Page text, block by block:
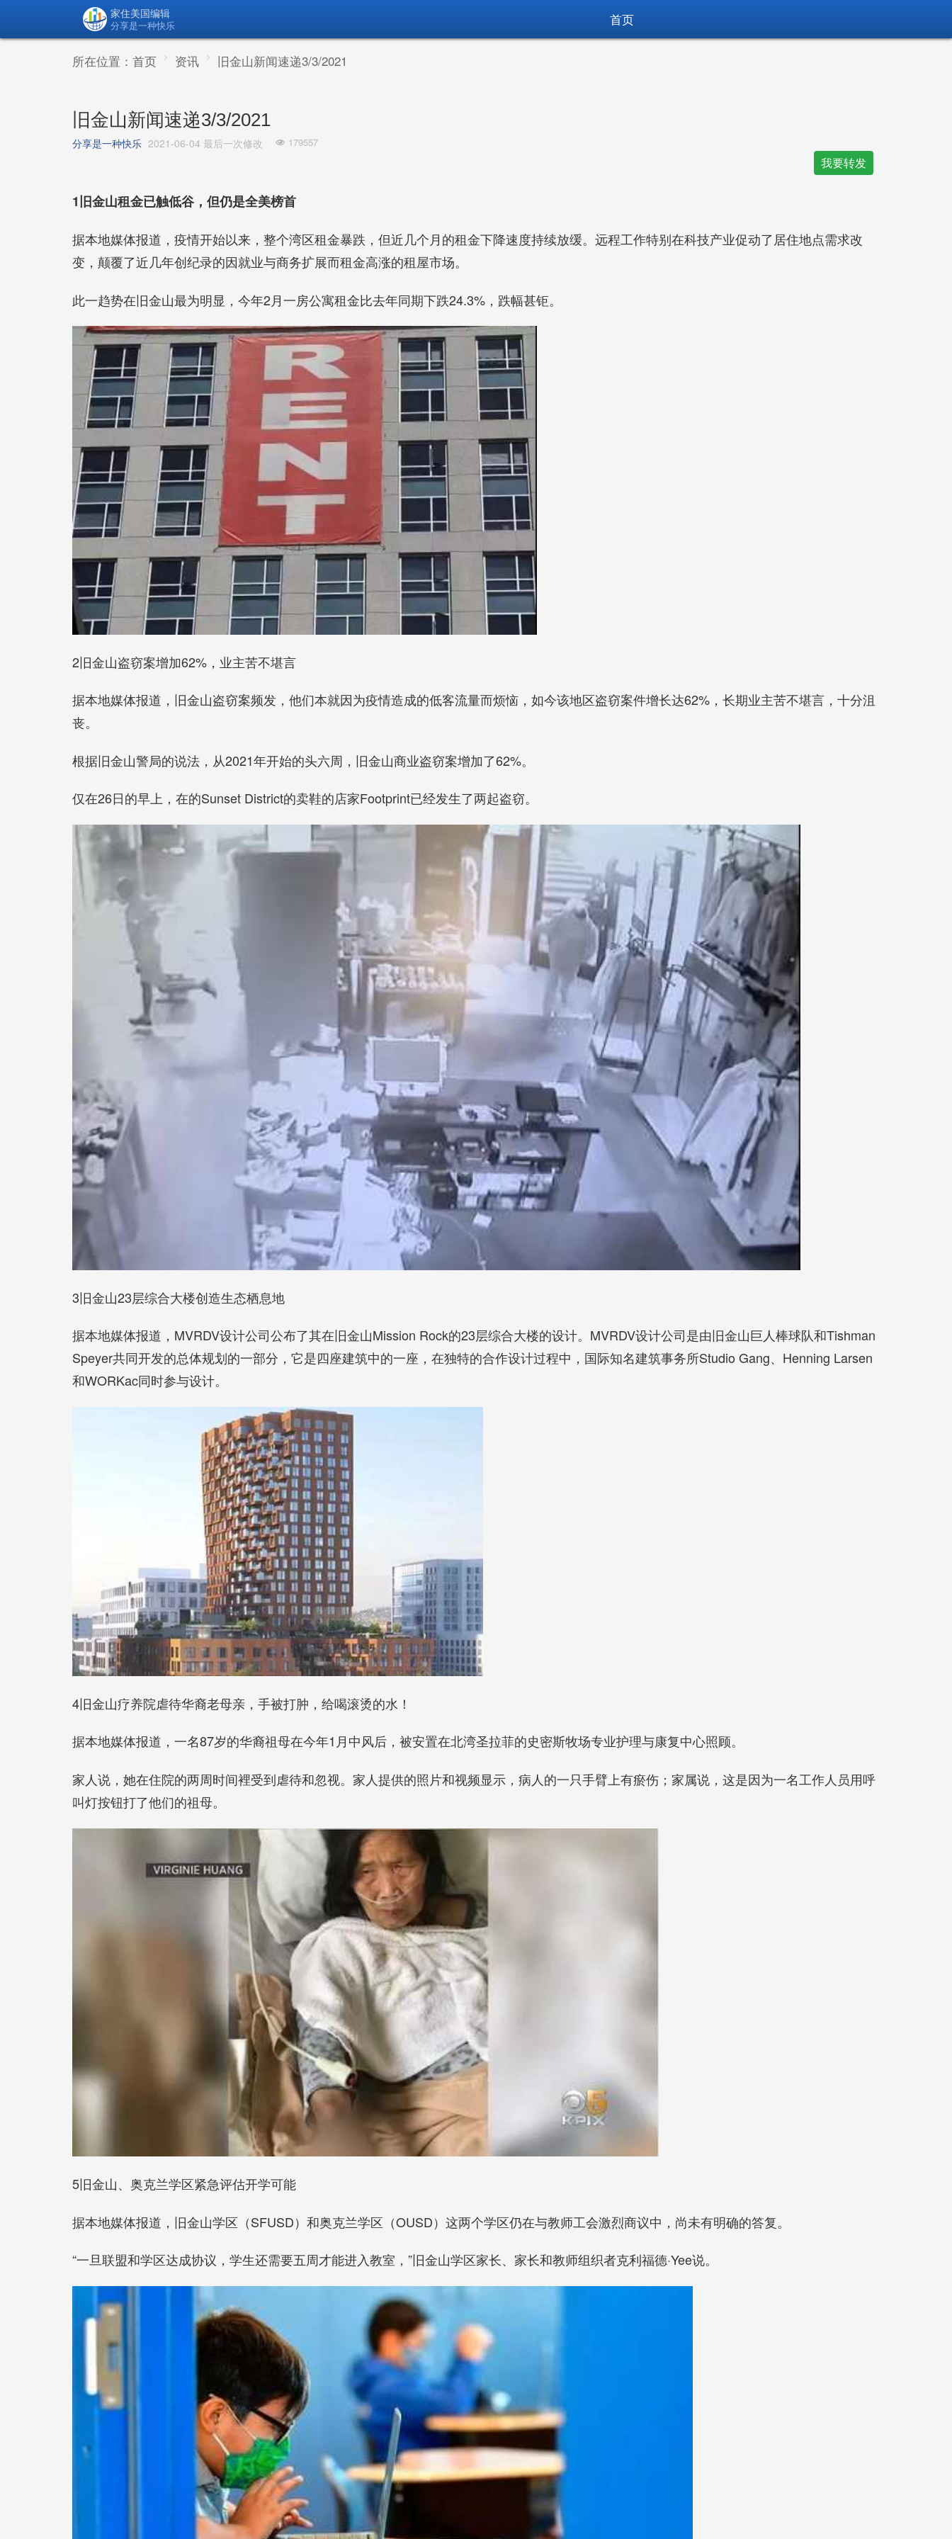
家住美国编辑
分享是一种快乐 首页
所在位置： 首页 资讯 旧金山新闻速递3/3/2021
旧金山新闻速递3/3/2021
分享是一种快乐 2021-06-04 最后一次修改 179557
我要转发
1旧金山租金已触低谷，但仍是全美榜首
据本地媒体报道，疫情开始以来，整个湾区租金暴跌，但近几个月的租金下降速度持续放缓。远程工作特别在科技产业促动了居住地点需求改
变，颠覆了近几年创纪录的因就业与商务扩展而租金高涨的租屋市场。
此一趋势在旧金山最为明显，今年2月一房公寓租金比去年同期下跌24.3%，跌幅甚钜。
2旧金山盗窃案增加62%，业主苦不堪言
据本地媒体报道，旧金山盗窃案频发，他们本就因为疫情造成的低客流量而烦恼，如今该地区盗窃案件增长达62%，长期业主苦不堪言，十分沮
丧。
根据旧金山警局的说法，从2021年开始的头六周，旧金山商业盗窃案增加了62%。
仅在26日的早上，在的Sunset District的卖鞋的店家Footprint已经发生了两起盗窃。
3旧金山23层综合大楼创造生态栖息地
据本地媒体报道，MVRDV设计公司公布了其在旧金山Mission Rock的23层综合大楼的设计。MVRDV设计公司是由旧金山巨人棒球队和Tishman
Speyer共同开发的总体规划的一部分，它是四座建筑中的一座，在独特的合作设计过程中，国际知名建筑事务所Studio Gang、Henning Larsen
和WORKac同时参与设计。
4旧金山疗养院虐待华裔老母亲，手被打肿，给喝滚烫的水！
据本地媒体报道，一名87岁的华裔祖母在今年1月中风后，被安置在北湾圣拉菲的史密斯牧场专业护理与康复中心照顾。
家人说，她在住院的两周时间裡受到虐待和忽视。家人提供的照片和视频显示，病人的一只手臂上有瘀伤；家属说，这是因为一名工作人员用呼
叫灯按钮打了他们的祖母。
5旧金山、奥克兰学区紧急评估开学可能
据本地媒体报道，旧金山学区（SFUSD）和奥克兰学区（OUSD）这两个学区仍在与教师工会激烈商议中，尚未有明确的答复。
“一旦联盟和学区达成协议，学生还需要五周才能进入教室，”旧金山学区家长、家长和教师组织者克利福德·Yee说。